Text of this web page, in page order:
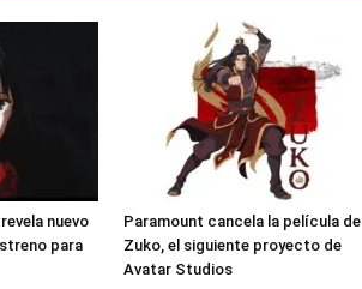
nuevo
para
Paramount cancela la película de
Zuko, el siguiente proyecto de
Avatar Studios